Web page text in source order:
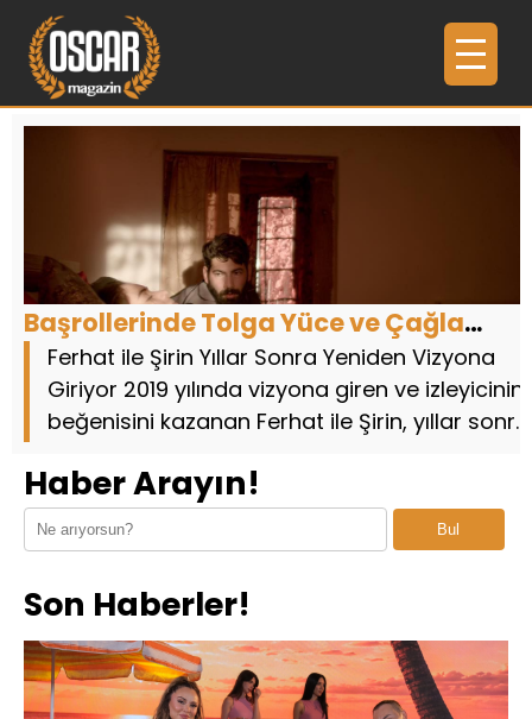
Başrollerinde Tolga Yüce ve Çağla
Şimşek’in yer aldığı film, yeniden
izleyiciyle buluşuyor
Ferhat ile Şirin Yıllar Sonra Yeniden Vizyona
Giriyor 2019 yılında vizyona giren ve izleyicinin
beğenisini kazanan Ferhat ile Şirin, yıllar sonra
anlatımı ve gü...
Haber Arayın!
Bul
Son Haberler!